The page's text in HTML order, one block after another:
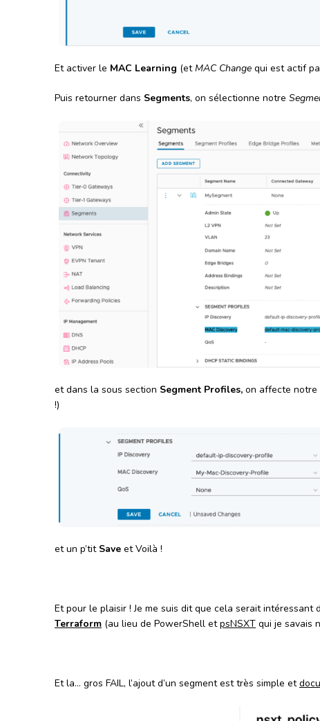
Et activer le MAC Learning (etMAC Change qui est actif
Puis retourner dans Segments, on sélectionne notre
et dans la sous section Segment Profiles, on affecte notre
!)
et un p’tit Save et Voilà !
Et pour le plaisir ! Je me suis dit que cela serait intéressant
Terraform (au lieu de PowerShell etpsNSXT qui je savais
Et la… gros FAIL, l’ajout d’un segment est très simple et